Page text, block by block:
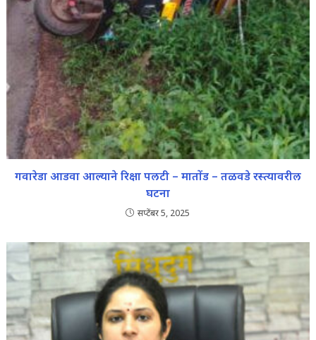
गवारेडा आडवा आल्याने रिक्षा पलटी – मातोंड – तळवडे रस्त्यावरील
घटना
सप्टेंबर 5, 2025